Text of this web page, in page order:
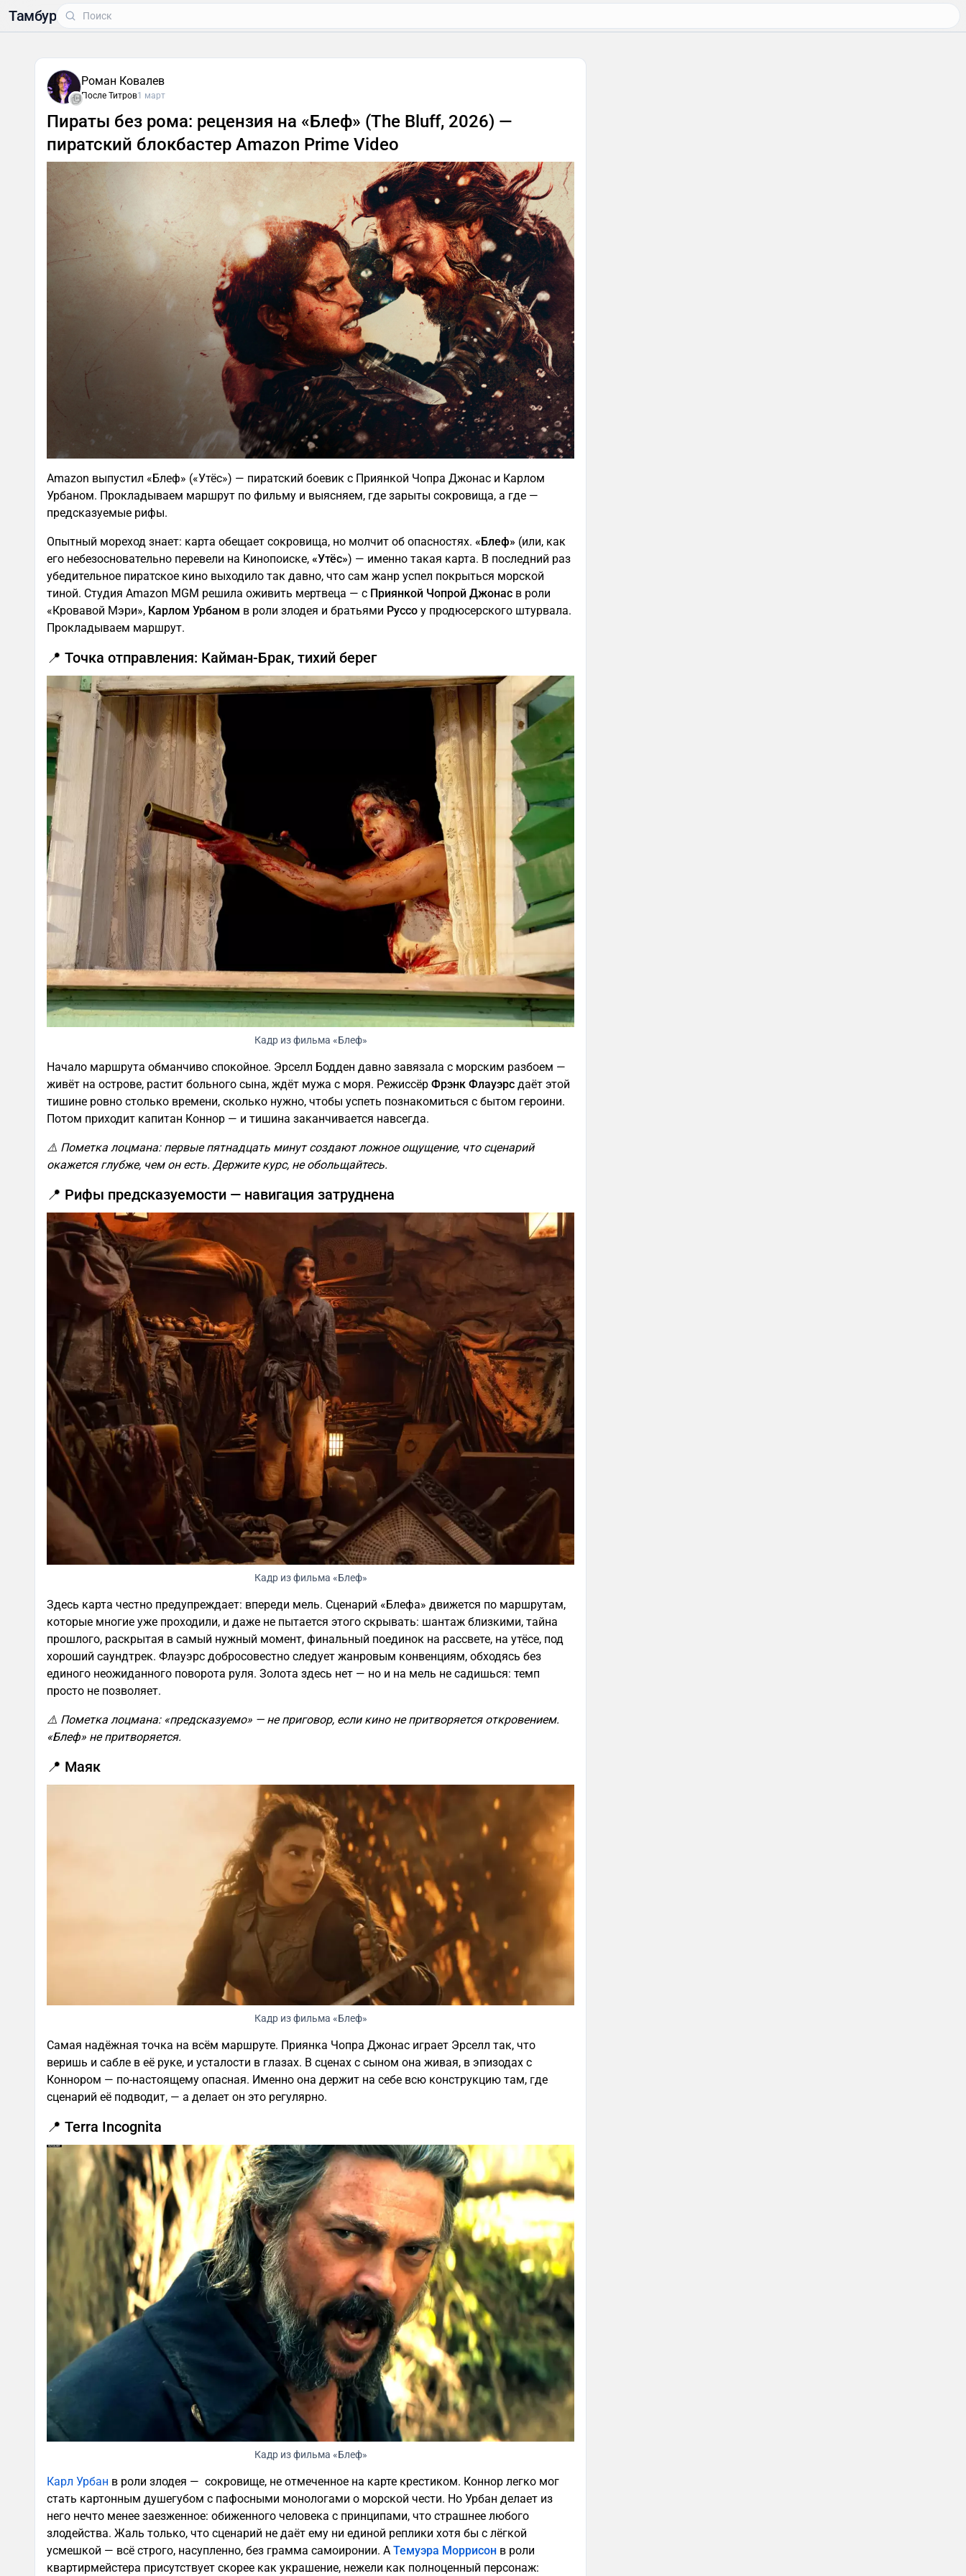
Тамбур
Роман Ковалев
После Титров1 март
Пираты без рома: рецензия на «Блеф» (The Bluff, 2026) —
пиратский блокбастер Amazon Prime Video
Amazon выпустил «Блеф» («Утёс») — пиратский боевик с Приянкой Чопра Джонас и Карлом
Урбаном. Прокладываем маршрут по фильму и выясняем, где зарыты сокровища, а где —
предсказуемые рифы.
Опытный мореход знает: карта обещает сокровища, но молчит об опасностях. «Блеф» (или, как
его небезосновательно перевели на Кинопоиске, «Утёс») — именно такая карта. В последний раз
убедительное пиратское кино выходило так давно, что сам жанр успел покрыться морской
тиной. Студия Amazon MGM решила оживить мертвеца — с Приянкой Чопрой Джонас в роли
«Кровавой Мэри», Карлом Урбаном в роли злодея и братьями Руссо у продюсерского штурвала.
Прокладываем маршрут.
📍 Точка отправления: Кайман-Брак, тихий берег
Кадр из фильма «Блеф»
Начало маршрута обманчиво спокойное. Эрселл Бодден давно завязала с морским разбоем —
живёт на острове, растит больного сына, ждёт мужа с моря. Режиссёр Фрэнк Флауэрс даёт этой
тишине ровно столько времени, сколько нужно, чтобы успеть познакомиться с бытом героини.
Потом приходит капитан Коннор — и тишина заканчивается навсегда.
⚠️ Пометка лоцмана: первые пятнадцать минут создают ложное ощущение, что сценарий
окажется глубже, чем он есть. Держите курс, не обольщайтесь.
📍 Рифы предсказуемости — навигация затруднена
Кадр из фильма «Блеф»
Здесь карта честно предупреждает: впереди мель. Сценарий «Блефа» движется по маршрутам,
которые многие уже проходили, и даже не пытается этого скрывать: шантаж близкими, тайна
прошлого, раскрытая в самый нужный момент, финальный поединок на рассвете, на утёсе, под
хороший саундтрек. Флауэрс добросовестно следует жанровым конвенциям, обходясь без
единого неожиданного поворота руля. Золота здесь нет — но и на мель не садишься: темп
просто не позволяет.
⚠️ Пометка лоцмана: «предсказуемо» — не приговор, если кино не притворяется откровением.
«Блеф» не притворяется.
📍 Маяк
Кадр из фильма «Блеф»
Самая надёжная точка на всём маршруте. Приянка Чопра Джонас играет Эрселл так, что
веришь и сабле в её руке, и усталости в глазах. В сценах с сыном она живая, в эпизодах с
Коннором — по-настоящему опасная. Именно она держит на себе всю конструкцию там, где
сценарий её подводит, — а делает он это регулярно.
📍 Terra Incognita
Кадр из фильма «Блеф»
Карл Урбан в роли злодея — сокровище, не отмеченное на карте крестиком. Коннор легко мог
стать картонным душегубом с пафосными монологами о морской чести. Но Урбан делает из
него нечто менее заезженное: обиженного человека с принципами, что страшнее любого
злодейства. Жаль только, что сценарий не даёт ему ни единой реплики хотя бы с лёгкой
усмешкой — всё строго, насупленно, без грамма самоиронии. А Темуэра Моррисон в роли
квартирмейстера присутствует скорее как украшение, нежели как полноценный персонаж: